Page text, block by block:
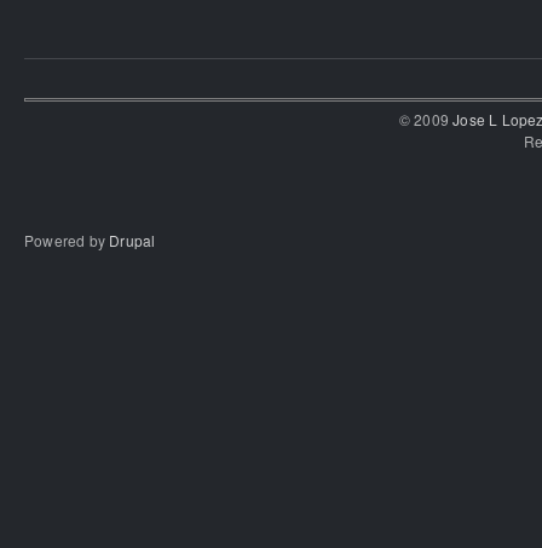
© 2009Jose L
Powered by Drupal